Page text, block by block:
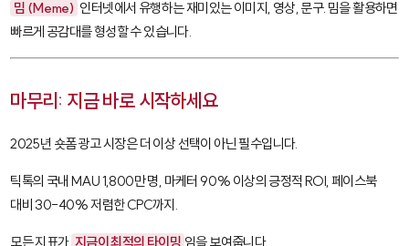
밈 (Meme) 인터넷에서 유행하는 재미있는 이미지, 영상, 문구. 밈을 활용하면
빠르게 공감대를 형성할 수 있습니다.
마무리: 지금 바로 시작하세요
2025년 숏폼 광고 시장은 더 이상 선택이 아닌 필수입니다.
틱톡의 국내 MAU 1,800만 명, 마케터 90% 이상의 긍정적 ROI, 페이스북
대비 30-40% 저렴한 CPC까지.
모든 지표가 지금이 최적의 타이밍 임을 보여줍니다.